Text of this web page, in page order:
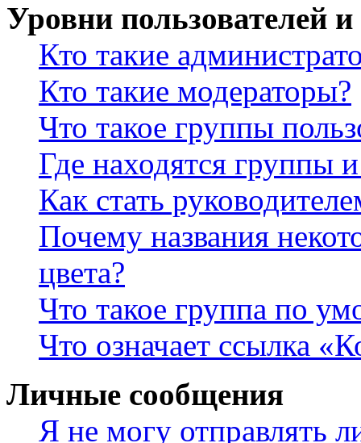
Уровни пользователей
Кто такие
Кто такие модераторы?
Что такое группы
Где находятся группы
Как стать
Почему названия
цвета?
Что такое группа по
Что означает ссылка
Личные сообщения
Я не могу отправлять